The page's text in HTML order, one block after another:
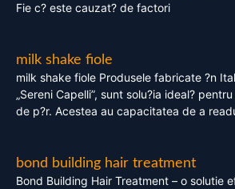
Fie c? este cauzat? de factori
milk shake fiole
milk shake fiole Produsele fabricate ?n
„Sereni Capelli”, sunt solu?ia ideal?
de p?r. Acestea au capacitatea de a
bond building hair treatment
Bond Building Hair Treatment – o solutie